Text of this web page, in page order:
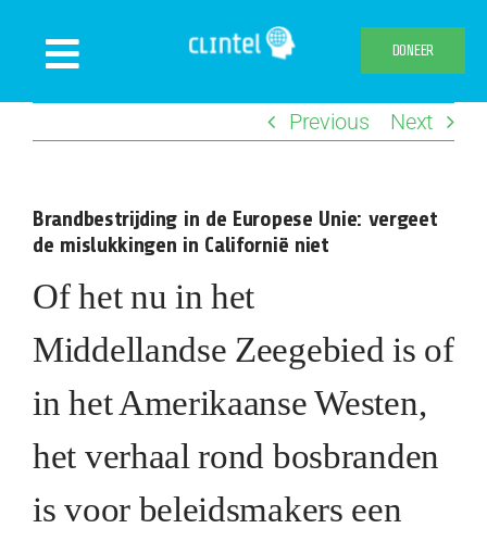
Toggle
Navigation
Publicaties
Over ons
Clintel.org
Webshop
DONEER
Previous Next
Brandbestrijding in de Europese Unie: vergeet
de mislukkingen in Californië niet
Of het nu in het
Middellandse Zeegebied is of
in het Amerikaanse Westen,
het verhaal rond bosbranden
is voor beleidsmakers een